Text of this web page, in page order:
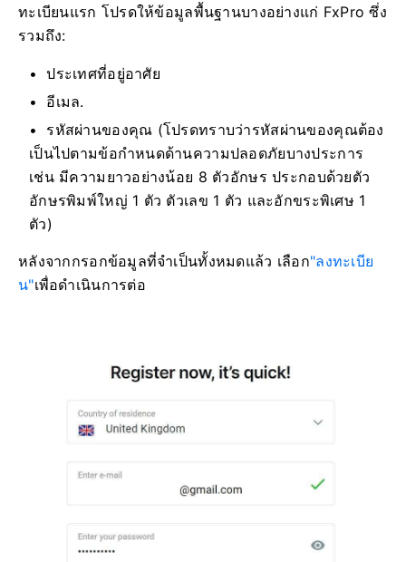
ทะเบียนแรก โปรดให้ข้อมูลพื้นฐานบางอย่างแก่ FxPro ซึ่ง
รวมถึง:
ประเทศที่อยู่อาศัย
อีเมล.
รหัสผ่านของคุณ (โปรดทราบว่ารหัสผ่านของคุณต้อง
เป็นไปตามข้อกำหนดด้านความปลอดภัยบางประการ
เช่น มีความยาวอย่างน้อย 8 ตัวอักษร ประกอบด้วยตัว
อักษรพิมพ์ใหญ่ 1 ตัว ตัวเลข 1 ตัว และอักขระพิเศษ 1
ตัว)
หลังจากกรอกข้อมูลที่จำเป็นทั้งหมดแล้ว เลือก"ลงทะเบีย
น"เพื่อดำเนินการต่อ